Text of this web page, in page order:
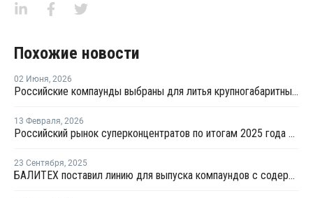
Похожие новости
02 Июня, 2026
Российские компаунды выбраны для литья крупногабаритных автокомпонентов BELGEE
13 Февраля, 2026
Российский рынок суперконцентратов по итогам 2025 года сократился на 6%
23 Сентября, 2025
БАЛИТЕХ поставил линию для выпуска компаундов с содержанием стекловолокна до 35%